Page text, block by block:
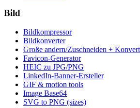
Bild
Bildkompressor
Bildkonverter
Große andern/Zuschneiden +
Favicon-Generator
HEIC zu JPG/PNG
LinkedIn-Banner-Ersteller
GIF & motion tools
Image Base64
SVG to PNG (sizes)